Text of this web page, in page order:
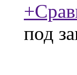
+
под